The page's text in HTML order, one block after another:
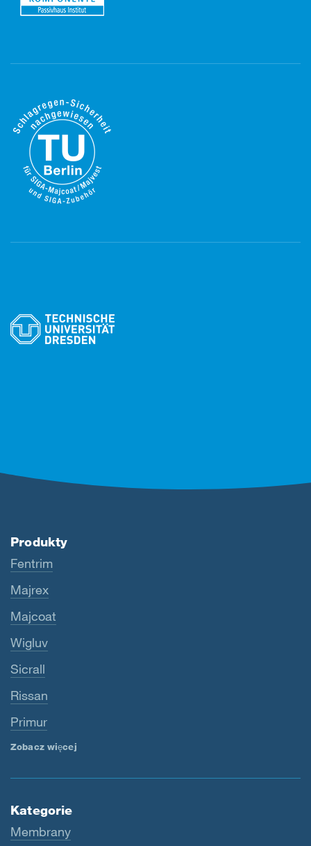
Produkty
Fentrim
Majrex
Majcoat
Wigluv
Sicrall
Rissan
Primur
Zobacz więcej
Kategorie
Membrany